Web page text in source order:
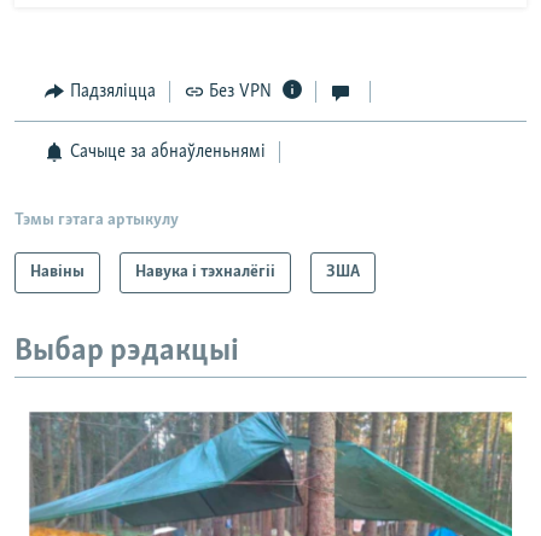
Падзяліцца Без VPN
Сачыце за абнаўленьнямі
Тэмы гэтага артыкулу
Навіны Навука і тэхналёгіі ЗША
Выбар рэдакцыі